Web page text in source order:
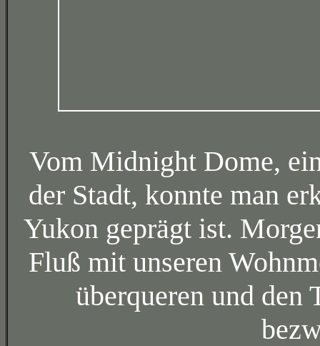
Vom Midnight Dome,
der Stadt, konnte man
Yukon geprägt ist.
Fluß mit unseren
überqueren und